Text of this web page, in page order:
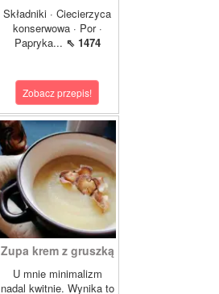
Składniki · Ciecierzyca
konserwowa · Por ·
Papryka... ⇖ 1474
Zobacz przepis!
Zupa krem z gruszką
U mnie minimalizm
nadal kwitnie. Wynika to